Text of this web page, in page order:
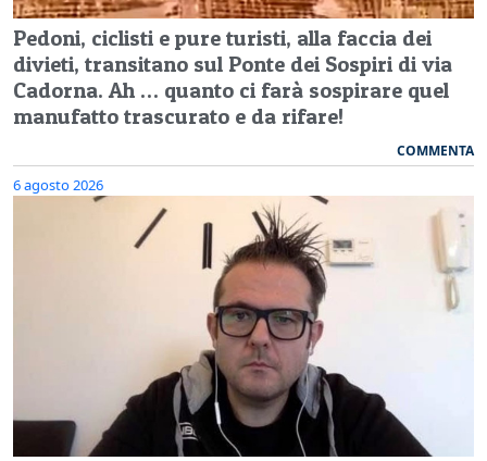
Pedoni, ciclisti e pure turisti, alla faccia dei
divieti, transitano sul Ponte dei Sospiri di via
Cadorna. Ah … quanto ci farà sospirare quel
manufatto trascurato e da rifare!
COMMENTA
6 agosto 2026